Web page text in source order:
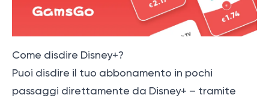
Come disdire Disney+?
Puoi disdire il tuo abbonamento in pochi
passaggi direttamente da Disney+ – tramite